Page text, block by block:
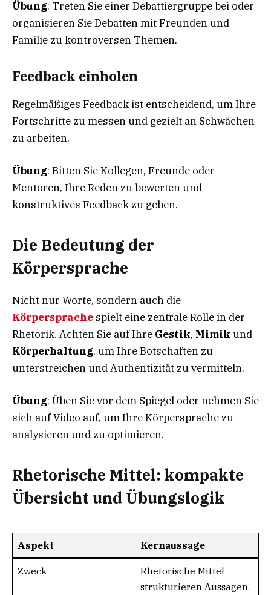
Übung: Treten Sie einer Debattiergruppe bei oder
organisieren Sie Debatten mit Freunden und
Familie zu kontroversen Themen.
Feedback einholen
Regelmäßiges Feedback ist entscheidend, um Ihre
Fortschritte zu messen und gezielt an Schwächen
zu arbeiten.
Übung: Bitten Sie Kollegen, Freunde oder
Mentoren, Ihre Reden zu bewerten und
konstruktives Feedback zu geben.
Die Bedeutung der
Körpersprache
Nicht nur Worte, sondern auch die
Körpersprache spielt eine zentrale Rolle in der
Rhetorik. Achten Sie auf Ihre Gestik, Mimik und
Körperhaltung, um Ihre Botschaften zu
unterstreichen und Authentizität zu vermitteln.
Übung: Üben Sie vor dem Spiegel oder nehmen Sie
sich auf Video auf, um Ihre Körpersprache zu
analysieren und zu optimieren.
Rhetorische Mittel: kompakte
Übersicht und Übungslogik
Aspekt Kernaussage
Zweck
Rhetorische Mittel
strukturieren Aussagen,